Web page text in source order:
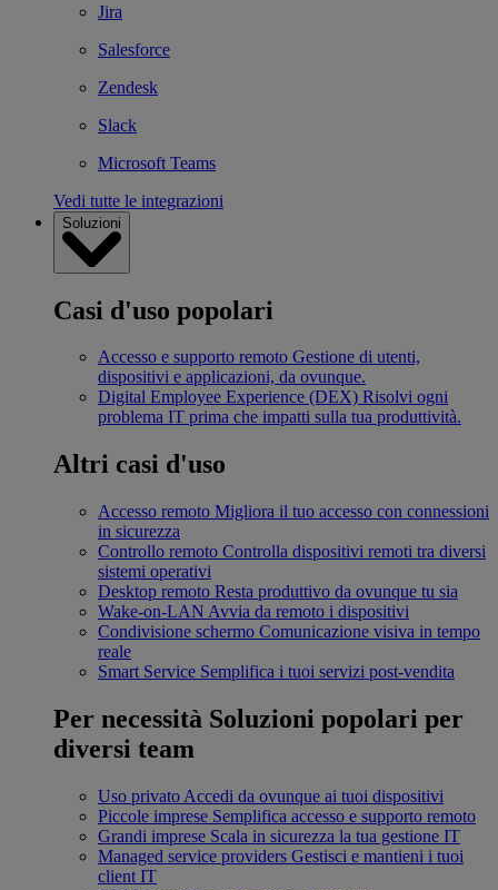
Jira
Salesforce
Zendesk
Slack
Microsoft Teams
Vedi tutte le integrazioni
Soluzioni
Casi d'uso popolari
Accesso e supporto remoto Gestione di utenti,
dispositivi e applicazioni, da ovunque.
Digital Employee Experience (DEX) Risolvi ogni
problema IT prima che impatti sulla tua produttività.
Altri casi d'uso
Accesso remoto Migliora il tuo accesso con connessioni
in sicurezza
Controllo remoto Controlla dispositivi remoti tra diversi
sistemi operativi
Desktop remoto Resta produttivo da ovunque tu sia
Wake-on-LAN Avvia da remoto i dispositivi
Condivisione schermo Comunicazione visiva in tempo
reale
Smart Service Semplifica i tuoi servizi post-vendita
Per necessità Soluzioni popolari per
diversi team
Uso privato Accedi da ovunque ai tuoi dispositivi
Piccole imprese Semplifica accesso e supporto remoto
Grandi imprese Scala in sicurezza la tua gestione IT
Managed service providers Gestisci e mantieni i tuoi
client IT